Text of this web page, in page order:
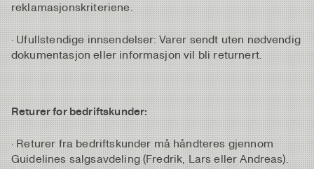
reklamasjonskriteriene.
· Ufullstendige innsendelser: Varer sendt uten nødvendig
dokumentasjon eller informasjon vil bli returnert.
Returer for bedriftskunder:
· Returer fra bedriftskunder må håndteres gjennom
Guidelines salgsavdeling (Fredrik, Lars eller Andreas).